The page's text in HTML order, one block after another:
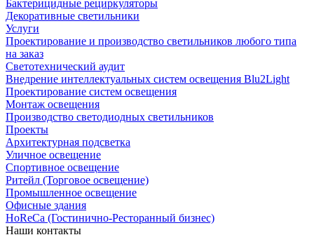
Бактерицидные рециркуляторы
Декоративные светильники
Услуги
Проектирование и производство светильников любого типа
на заказ
Светотехнический аудит
Внедрение интеллектуальных систем освещения Blu2Light
Проектирование систем освещения
Монтаж освещения
Производство светодиодных светильников
Проекты
Архитектурная подсветка
Уличное освещение
Спортивное освещение
Ритейл (Торговое освещение)
Промышленное освещение
Офисные здания
HoReCa (Гостинично-Ресторанный бизнес)
Наши контакты